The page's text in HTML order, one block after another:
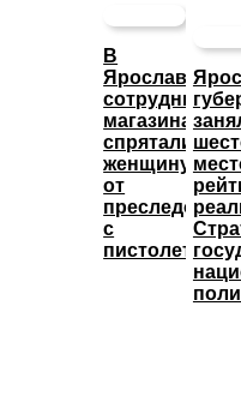
В
Ярославле
сотрудники
магазина
спрятали
женщину
от
с
пистолетом